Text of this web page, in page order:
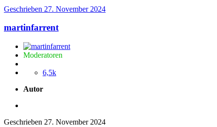
Geschrieben 27. November 2024
martinfarrent
Moderatoren
6,5k
Autor
Geschrieben 27. November 2024